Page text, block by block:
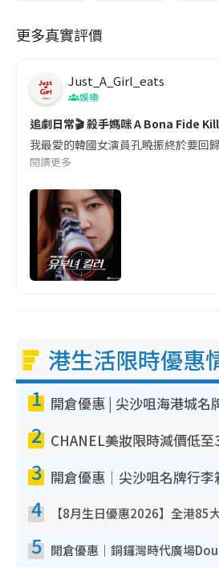
更多真實評價
Just_A_Girl_eats
娛樂
追劇日常🎬 殺手媽咪 A Bona Fide
我最愛的韓國女演員孔曉振終於要回
閱讀更多
港生活限時優惠
1
2
3
4
5